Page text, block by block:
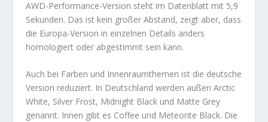
AWD-Performance-Version steht im Datenblatt mit 5,9
Sekunden. Das ist kein großer Abstand, zeigt aber, dass
die Europa-Version in einzelnen Details anders
homologiert oder abgestimmt sein kann.
Auch bei Farben und Innenraumthemen ist die deutsche
Version reduziert. In Deutschland werden außen Arctic
White, Silver Frost, Midnight Black und Matte Grey
genannt. Innen gibt es Coffee und Meteorite Black. Die